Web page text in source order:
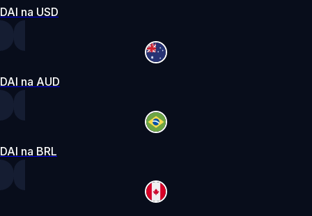
DAI na USD
DAI na AUD
DAI na BRL